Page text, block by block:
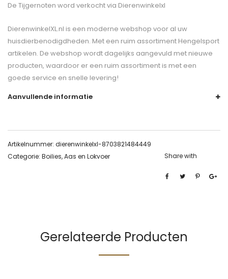
De Tijgernoten word verkocht via Dierenwinkelxl
DierenwinkelXL.nl is een moderne webshop voor al uw
huisdierbenodigdheden. Met een ruim assortiment Hengelsport
artikelen. De webshop wordt dagelijks aangevuld met nieuwe
producten, waardoor er een ruim assortiment is met een
goede service en snelle levering!
Aanvullende informatie
Artikelnummer: dierenwinkelxl-8703821484449
Categorie: Boilies, Aas en Lokvoer Share with
Gerelateerde Producten